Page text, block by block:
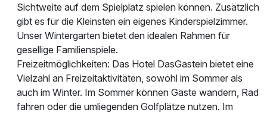
Sichtweite auf dem Spielplatz spielen können. Zusätzlich
gibt es für die Kleinsten ein eigenes Kinderspielzimmer.
Unser Wintergarten bietet den idealen Rahmen für
gesellige Familienspiele.
Freizeitmöglichkeiten: Das Hotel DasGastein bietet eine
Vielzahl an Freizeitaktivitäten, sowohl im Sommer als
auch im Winter. Im Sommer können Gäste wandern, Rad
fahren oder die umliegenden Golfplätze nutzen. Im